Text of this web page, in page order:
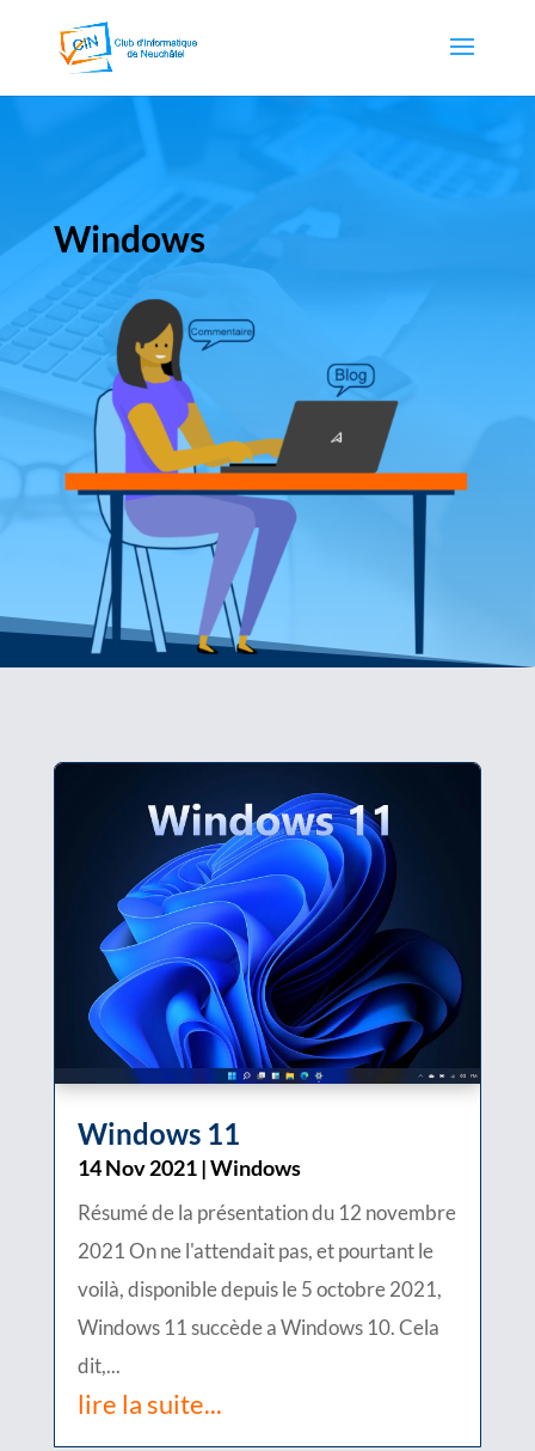
Windows
Windows 11
14 Nov 2021|Windows
Résumé de la présentation du 12 novembre
2021 On ne l'attendait pas, et pourtant le
voilà, disponible depuis le 5 octobre 2021,
Windows 11 succède a Windows 10. Cela
dit,...
lire la suite...